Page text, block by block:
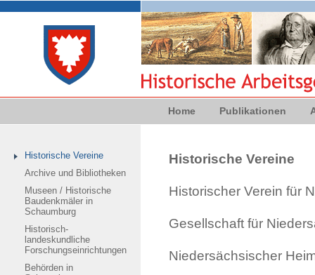
Home Publikationen
Historische Vereine
Archive und Bibliotheken
Museen / Historische
Baudenkmäler in
Schaumburg
Historisch-
landeskundliche
Forschungseinrichtungen
Behörden in
Historische Vereine
Historischer Verein für
Gesellschaft für
Niedersächsischer